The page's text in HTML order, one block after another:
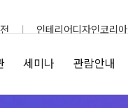
인테리어디자인코리아
세미나 관람안내